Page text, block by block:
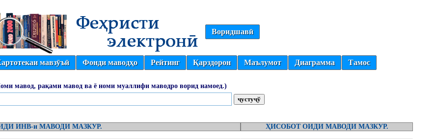
Воридшавӣ
мавзӯъӣ Фонди маводҳо Рейтинг Қарздорон Маълумот Диаграмма Тамос
мавод, рақами мавод ва ё номи муаллифи маводро ворид намоед.)
ИНВ-и МАВОДИ МАЗКУР. ҲИСОБОТ ОИДИ МАВОДИ МАЗКУР.